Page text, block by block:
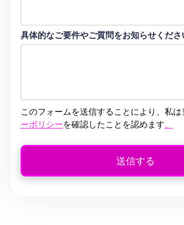
具体的なご要件やご質問をお知らせくださ
このフォームを送信することにより、私は
ーポリシーを確認したことを認めます。